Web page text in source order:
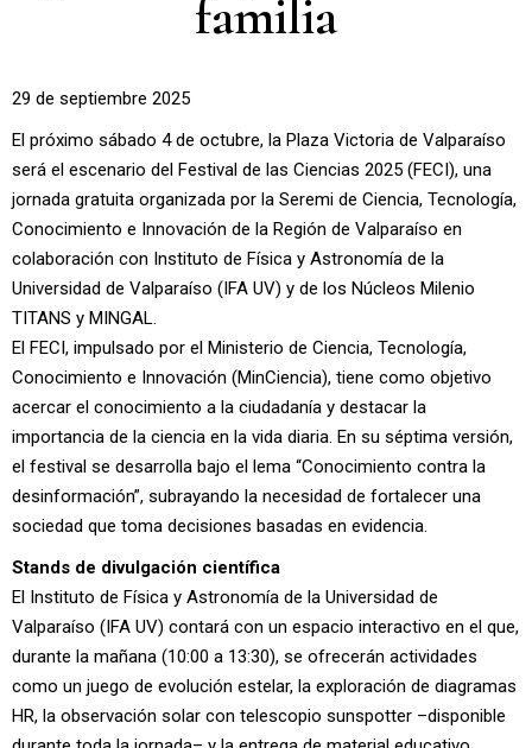
familia
29 de septiembre 2025
El próximo sábado 4 de octubre, la Plaza Victoria de Valparaíso
será el escenario del Festival de las Ciencias 2025 (FECI), una
jornada gratuita organizada por la Seremi de Ciencia, Tecnología,
Conocimiento e Innovación de la Región de Valparaíso en
colaboración con Instituto de Física y Astronomía de la
Universidad de Valparaíso (IFA UV) y de los Núcleos Milenio
TITANS y MINGAL.
El FECI, impulsado por el Ministerio de Ciencia, Tecnología,
Conocimiento e Innovación (MinCiencia), tiene como objetivo
acercar el conocimiento a la ciudadanía y destacar la
importancia de la ciencia en la vida diaria. En su séptima versión,
el festival se desarrolla bajo el lema “Conocimiento contra la
desinformación”, subrayando la necesidad de fortalecer una
sociedad que toma decisiones basadas en evidencia.
Stands de divulgación científica
El Instituto de Física y Astronomía de la Universidad de
Valparaíso (IFA UV) contará con un espacio interactivo en el que,
durante la mañana (10:00 a 13:30), se ofrecerán actividades
como un juego de evolución estelar, la exploración de diagramas
HR, la observación solar con telescopio sunspotter –disponible